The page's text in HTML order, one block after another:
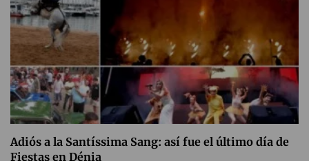
Adiós a la Santíssima Sang: así fue el último día de
Fiestas en Dénia